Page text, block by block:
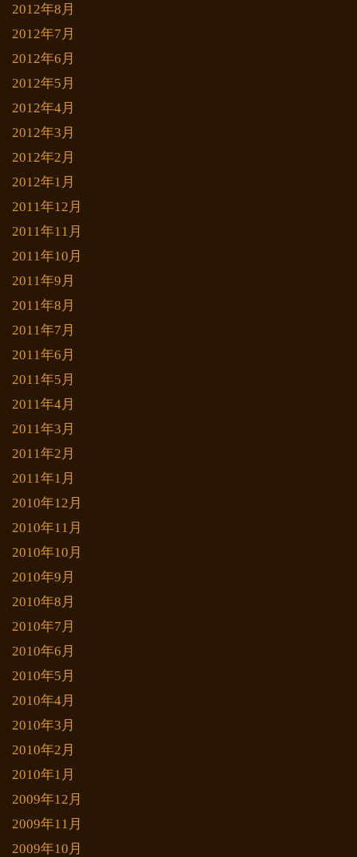
2012年8月
2012年7月
2012年6月
2012年5月
2012年4月
2012年3月
2012年2月
2012年1月
2011年12月
2011年11月
2011年10月
2011年9月
2011年8月
2011年7月
2011年6月
2011年5月
2011年4月
2011年3月
2011年2月
2011年1月
2010年12月
2010年11月
2010年10月
2010年9月
2010年8月
2010年7月
2010年6月
2010年5月
2010年4月
2010年3月
2010年2月
2010年1月
2009年12月
2009年11月
2009年10月